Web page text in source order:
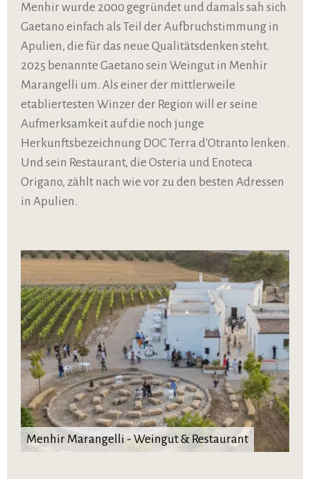
Menhir wurde 2000 gegründet und damals sah sich
Gaetano einfach als Teil der Aufbruchstimmung in
Apulien, die für das neue Qualitätsdenken steht.
2025 benannte Gaetano sein Weingut in Menhir
Marangelli um. Als einer der mittlerweile
etabliertesten Winzer der Region will er seine
Aufmerksamkeit auf die noch junge
Herkunftsbezeichnung DOC Terra d'Otranto lenken.
Und sein Restaurant, die Osteria und Enoteca
Origano, zählt nach wie vor zu den besten Adressen
in Apulien.
Menhir Marangelli - Weingut & Restaurant